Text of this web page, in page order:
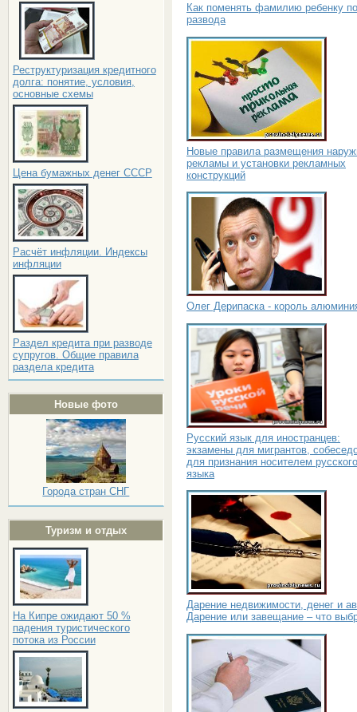
Реструктуризация кредитного
долга: понятие, условия,
основные схемы
Цена бумажных денег СССР
Расчёт инфляции. Индексы
инфляции
Раздел кредита при разводе
супругов. Общие правила
раздела кредита
Новые фото
Города стран СНГ
Туризм и отдых
На Кипре ожидают 50 %
падения туристического
потока из России
Как поменять фамилию ребенку
развода
Новые правила размещения
рекламы и установки рекламных
конструкций
Олег Дерипаска - король
Русский язык для иностранцев:
экзамены для мигрантов,
для признания носителем русского
языка
Дарение недвижимости, денег и
Дарение или завещание – что